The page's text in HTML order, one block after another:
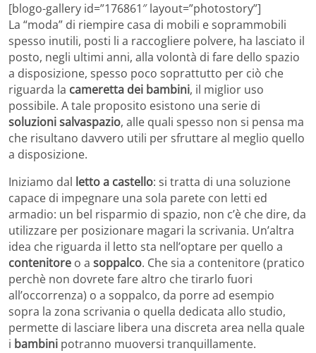
[blogo-gallery id=”176861″ layout=”photostory”]
La “moda” di riempire casa di mobili e soprammobili
spesso inutili, posti li a raccogliere polvere, ha lasciato il
posto, negli ultimi anni, alla volontà di fare dello spazio
a disposizione, spesso poco soprattutto per ciò che
riguarda la cameretta dei bambini, il miglior uso
possibile. A tale proposito esistono una serie di
soluzioni salvaspazio, alle quali spesso non si pensa ma
che risultano davvero utili per sfruttare al meglio quello
a disposizione.
Iniziamo dal letto a castello: si tratta di una soluzione
capace di impegnare una sola parete con letti ed
armadio: un bel risparmio di spazio, non c’è che dire, da
utilizzare per posizionare magari la scrivania. Un’altra
idea che riguarda il letto sta nell’optare per quello a
contenitore o a soppalco. Che sia a contenitore (pratico
perchè non dovrete fare altro che tirarlo fuori
all’occorrenza) o a soppalco, da porre ad esempio
sopra la zona scrivania o quella dedicata allo studio,
permette di lasciare libera una discreta area nella quale
i bambini potranno muoversi tranquillamente.